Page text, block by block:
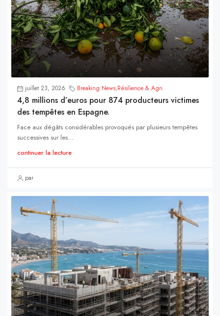
juillet 23, 2026 Breaking News,Résilience & Agri
4,8 millions d’euros pour 874 producteurs victimes
des tempêtes en Espagne.
Face aux dégâts considérables provoqués par plusieurs tempêtes
successives sur les...
continuer la lecture
par